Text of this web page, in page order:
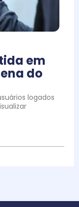
em
do
logados